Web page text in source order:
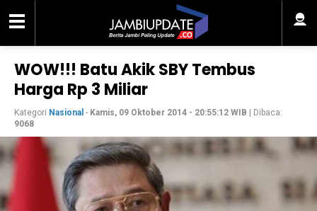
WOW!!! Batu Akik SBY Tembus
Harga Rp 3 Miliar
Kategori Nasional - Kamis, 09 Oktober 2014 - 20:55:12 WIB | Dibaca:
9068